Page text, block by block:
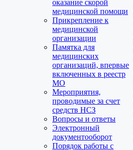
оказание скорой
медицинской помощи
Прикрепление к
медицинской
организации
Памятка для
медицинских
организаций, впервые
включенных в реестр
МО
Мероприятия,
проводимые за счет
средств НСЗ
Вопросы и ответы
Электронный
документооборот
Порядок работы с